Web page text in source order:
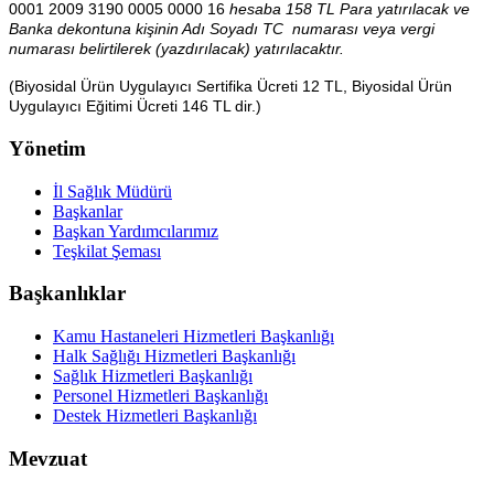
0001 2009 3190 0005 0000 16 hesaba 158 TL Para yatırılacak ve
Banka dekontuna kişinin Adı Soyadı TC numarası veya vergi
numarası belirtilerek (yazdırılacak) yatırılacaktır.
(Biyosidal Ürün Uygulayıcı Sertifika Ücreti 12 TL, Biyosidal Ürün
Uygulayıcı Eğitimi Ücreti 146 TL dir.)
Yönetim
İl Sağlık Müdürü
Başkanlar
Başkan Yardımcılarımız
Teşkilat Şeması
Başkanlıklar
Kamu Hastaneleri Hizmetleri Başkanlığı
Halk Sağlığı Hizmetleri Başkanlığı
Sağlık Hizmetleri Başkanlığı
Personel Hizmetleri Başkanlığı
Destek Hizmetleri Başkanlığı
Mevzuat